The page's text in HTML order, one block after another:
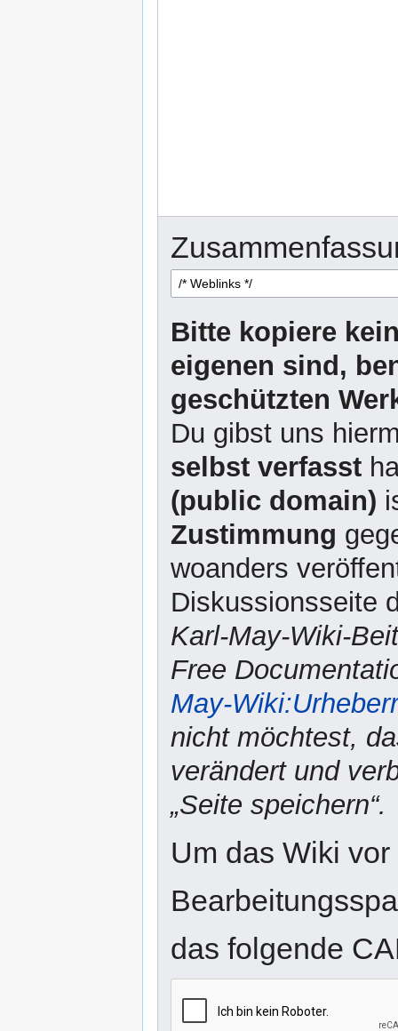
Bitte kopiere
eigenen sind,
geschützten
Du gibst uns
selbst verfasst
(public domain)
Zustimmung
woanders
Diskussionsseite
Karl-May-Wiki-
Free
May-
nicht möchtest,
verändert und
„Seite speichern“.
Um das Wiki
das folgende